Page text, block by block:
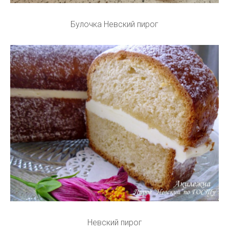
Булочка Невский пирог
Невский пирог